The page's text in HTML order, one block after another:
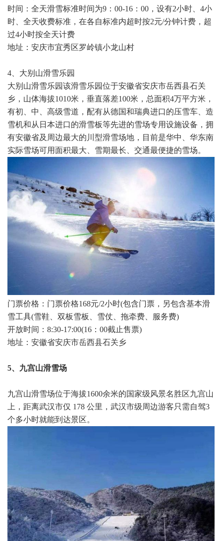
时间：全天滑雪标准时间为9：00-16：00，设有2小时、4小
时、全天收费标准，在各自标准内超时按2元/分钟计费，超
过4小时按全天计费
地址：安庆市宜秀区罗岭镇小龙山村
4、大别山滑雪乐园
大别山滑雪乐园该滑雪乐园位于安徽省安庆市岳西县石关
乡，山体海拔1010米，垂直落差100米，总面积4万平方米，
有初、中、高级雪道，配有从德国和瑞典进口的压雪车、造
雪机和从日本进口的滑雪板等先进的雪场专用设施设备，拥
有安徽省及周边最大的川型滑雪场地，目前是华中、华东南
实际雪场可用面积最大、雪期最长、交通最便捷的雪场。
门票价格：门票价格168元/2小时(包含门票，另包含基本滑
雪工具(雪鞋、双板雪板、雪仗、拖牵费、服务费)
开放时间：8:30-17:00(16：00截止售票)
地址：安徽省安庆市岳西县石关乡
5、九宫山滑雪场
九宫山滑雪场位于海拔1600余米的国家级风景名胜区九宫山
上，距离武汉市仅 178 公里，武汉市级周边游客只需自驾3
个多小时就能到达景区。